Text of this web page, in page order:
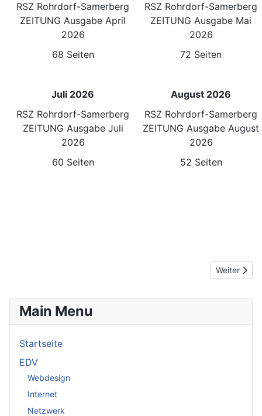
RSZ Rohrdorf-Samerberg
ZEITUNG Ausgabe April
2026
RSZ Rohrdorf-Samerberg
ZEITUNG Ausgabe Mai
2026
68 Seiten
72 Seiten
Juli 2026
August 2026
RSZ Rohrdorf-Samerberg
ZEITUNG Ausgabe Juli
2026
RSZ Rohrdorf-Samerberg
ZEITUNG Ausgabe August
2026
60 Seiten
52 Seiten
Nächster
Weiter
Main Menu
Startseite
EDV
Webdesign
Internet
Netzwerk